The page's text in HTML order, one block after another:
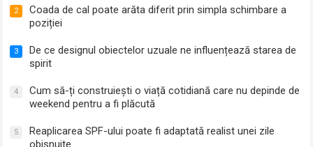
2
Coada de cal poate arăta diferit prin simpla schimbare a
poziției
3
De ce designul obiectelor uzuale ne influențează starea de
spirit
4
Cum să-ți construiești o viață cotidiană care nu depinde de
weekend pentru a fi plăcută
5
Reaplicarea SPF-ului poate fi adaptată realist unei zile
obișnuite